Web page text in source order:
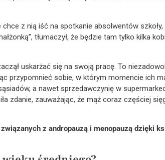
z nią iść na spotkanie absolwentów
tłumaczył, że będzie tam tylko kilka
uskarżać się na swoją pracę. To
przypomnieć sobie, w którym momencie ich
a nawet sprzedawczynię w
zdanie, zauważając, że mąż coraz częściej
z andropauzą i menopauzą dzięki